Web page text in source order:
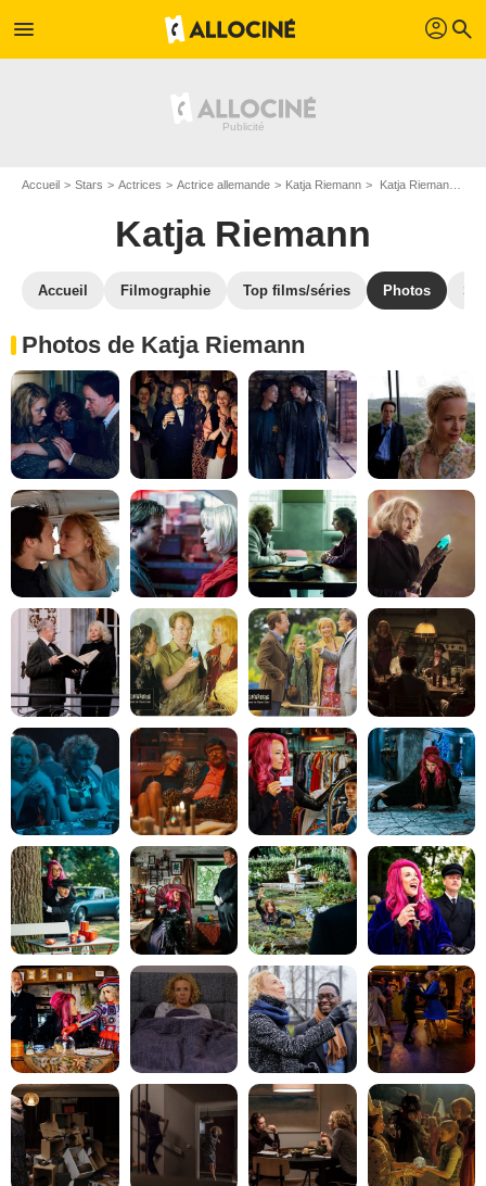
menu profil search
Accueil Stars Actrices Actrice allemande Katja Riemann Katja Riemann : Photos de ses films et séries
Katja Riemann
Accueil Filmographie Top films/séries Photos
Photos de Katja Riemann